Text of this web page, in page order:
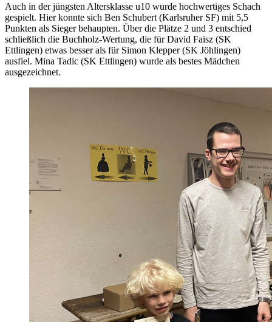
Auch in der jüngsten Altersklasse u10 wurde hochwertiges Schach
gespielt. Hier konnte sich Ben Schubert (Karlsruher SF) mit 5,5
Punkten als Sieger behaupten. Über die Plätze 2 und 3 entschied
schließlich die Buchholz-Wertung, die für David Faisz (SK
Ettlingen) etwas besser als für Simon Klepper (SK Jöhlingen)
ausfiel. Mina Tadic (SK Ettlingen) wurde als bestes Mädchen
ausgezeichnet.